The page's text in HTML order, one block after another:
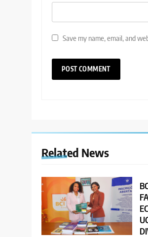
Save my name, email, and
Related News